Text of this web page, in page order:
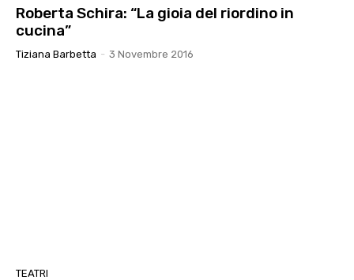
Roberta Schira: “La gioia del riordino in
cucina”
Tiziana Barbetta - 3 Novembre 2016
TEATRI